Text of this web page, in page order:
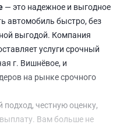
— это надежное и выгодное
автомобиль быстро, без
выгодой. Компания
услуги срочный
г. Вишнёвое, и
на рынке срочного
честную оценку,
Вам больше не